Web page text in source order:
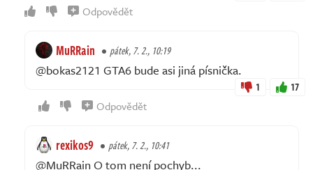
Odpovědět
MuRRain pátek, 7. 2., 10:19
@bokas2121 GTA6 bude asi jiná písnička.
1 17
Odpovědět
rexikos9 pátek, 7. 2., 10:41
@MuRRain O tom není pochyb...